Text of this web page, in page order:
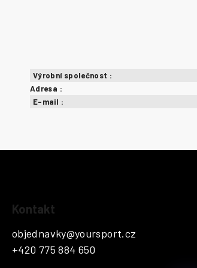
Výrobní společnost :
Adresa :
E-mail :
Kontakt
objednavky@yoursport.cz
+420 775 884 650